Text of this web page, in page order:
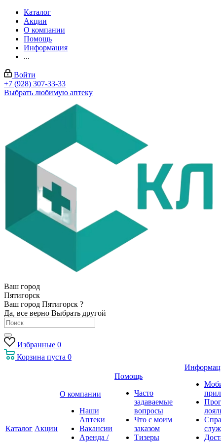
Каталог
Акции
О компании
Помощь
Информация
...
Войти
+7 (928) 307-33-33
Выбрать любимую аптеку
Ваш город
Пятигорск
Ваш город Пятигорск ?
Да, все верно Выбрать другой
Избранные 0
Корзина пуста 0
Каталог Акции
О компании
Наши
Аптеки
Вакансии
Аренда /
Помощь
Часто
задаваемые
вопросы
Что с моим
заказом
Тизеры